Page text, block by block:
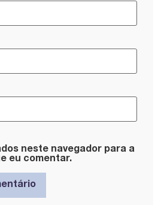
neste navegador para a
eu comentar.